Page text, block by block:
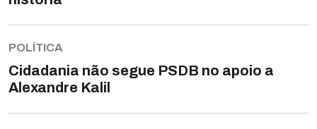
POLÍTICA
Cidadania não segue PSDB no apoio a
Alexandre Kalil